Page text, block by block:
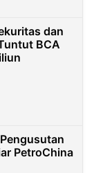
dan
BCA
PetroChina